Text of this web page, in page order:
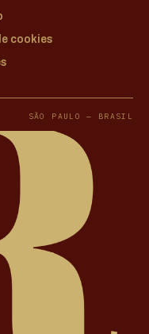
cookies
SÃO PAULO — BRASIL